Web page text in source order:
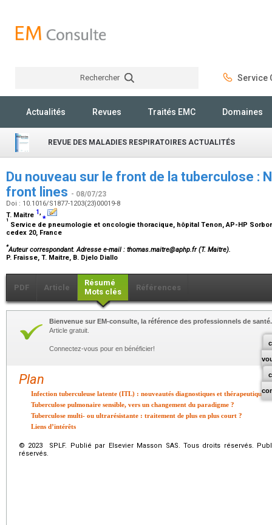
Rechercher Service
Actualités Revues Traités EMC Domaines
REVUE DES MALADIES RESPIRATOIRES ACTUALITÉS
Du nouveau sur le front de la tuberculose :
front lines - 08/07/23
Doi : 10.1016/S1877-1203(23)00019-8
T. Maitre 1,⁎
1
Service de pneumologie et oncologie thoracique, hôpital Tenon, AP-HP
cedex 20, France
*Auteur correspondant.Adresse e-mail : thomas.maitre@aphp.fr (T. Maitre).
P. Fraisse, T. Maitre, B. Djelo Diallo
PDF Article
Résumé
Mots clés
Références
Bienvenue sur EM-consulte, la référence des professionnels de santé.
Article gratuit.
Connectez-vous pour en bénéficier!
Plan
Infection tuberculeuse latente (ITL) : nouveautés diagnostiques et thérapeutiques
Tuberculose pulmonaire sensible, vers un changement du paradigme ?
Tuberculose multi- ou ultrarésistante : traitement de plus en plus court ?
Liens d’intérêts
© 2023 SPLF. Publié par Elsevier Masson SAS. Tous droits réservés.
réservés.